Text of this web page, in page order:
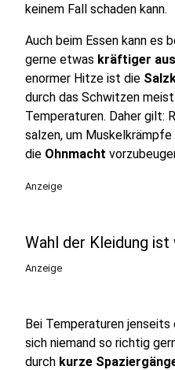
keinem Fall schaden kann.
Auch beim Essen kann es
gerne etwas kräftiger
enormer Hitze ist die
durch das Schwitzen meist
Temperaturen. Daher gilt:
salzen, um
die Ohnmacht
Anzeige
Wahl der Kleidung ist
Anzeige
Bei Temperaturen
sich niemand so richtig
durch kurze